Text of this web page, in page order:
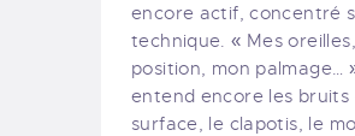
encore actif, concentré
technique. « Mes
position, mon palmage…
entend encore les bruits
surface, le clapotis, le